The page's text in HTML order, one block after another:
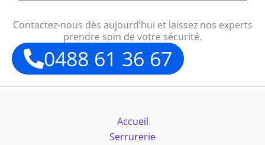
Contactez-nous dès aujourd’hui et laissez nos experts
prendre soin de votre sécurité.
0488 61 36 67
Accueil
Serrurerie